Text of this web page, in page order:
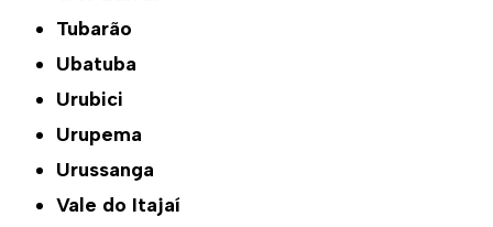
Tubarão
Ubatuba
Urubici
Urupema
Urussanga
Vale do Itajaí